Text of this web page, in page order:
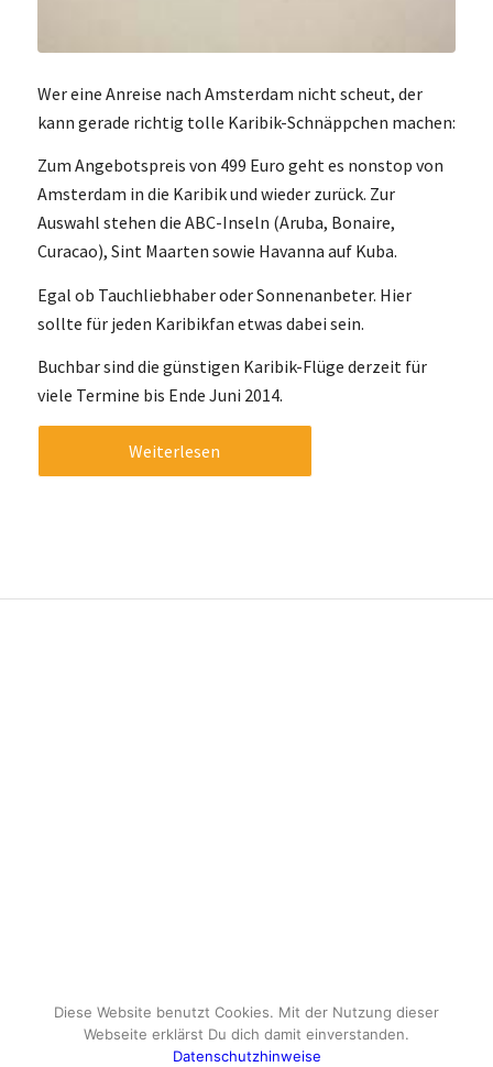
Wer eine Anreise nach Amsterdam nicht scheut, der
kann gerade richtig tolle Karibik-Schnäppchen machen:
Zum Angebotspreis von 499 Euro geht es nonstop von
Amsterdam in die Karibik und wieder zurück. Zur
Auswahl stehen die ABC-Inseln (Aruba, Bonaire,
Curacao), Sint Maarten sowie Havanna auf Kuba.
Egal ob Tauchliebhaber oder Sonnenanbeter. Hier
sollte für jeden Karibikfan etwas dabei sein.
Buchbar sind die günstigen Karibik-Flüge derzeit für
viele Termine bis Ende Juni 2014.
Weiterlesen
Diese Website benutzt Cookies. Mit der Nutzung dieser
Webseite erklärst Du dich damit einverstanden.
Datenschutzhinweise